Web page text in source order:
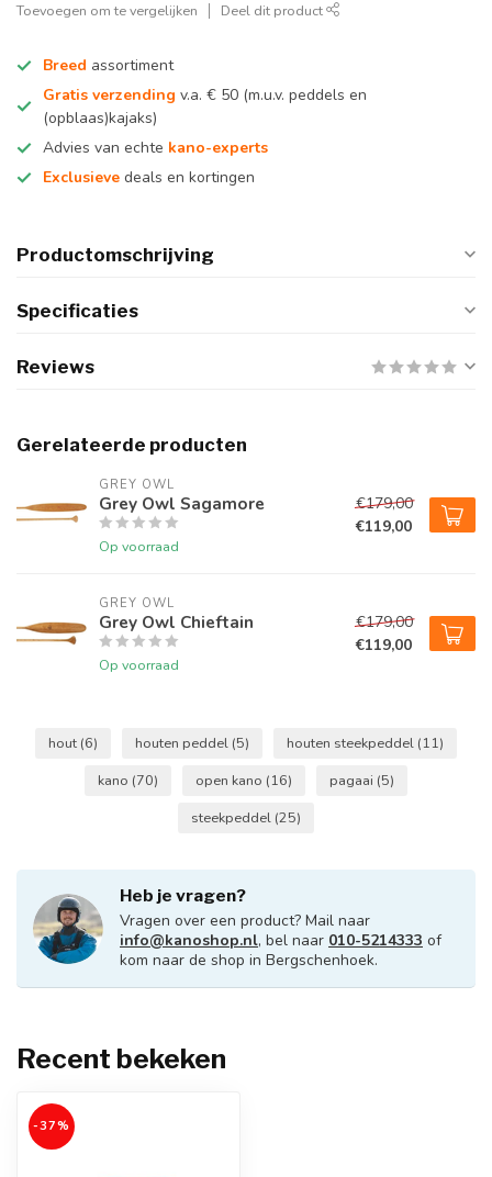
Toevoegen om te vergelijken Deel dit product
Breed assortiment
Gratis verzending v.a. € 50 (m.u.v. peddels en
(opblaas)kajaks)
Advies van echte kano-experts
Exclusieve deals en kortingen
Productomschrijving
Specificaties
Reviews
Gerelateerde producten
GREY OWL
Grey Owl Sagamore
Op voorraad
€179,00
€119,00
GREY OWL
Grey Owl Chieftain
Op voorraad
€179,00
€119,00
hout (6) houten peddel (5) houten steekpeddel (11)
kano (70) open kano (16) pagaai (5)
steekpeddel (25)
Heb je vragen?
Vragen over een product? Mail naar
info@kanoshop.nl, bel naar 010-5214333 of
kom naar de shop in Bergschenhoek.
Recent bekeken
-37%